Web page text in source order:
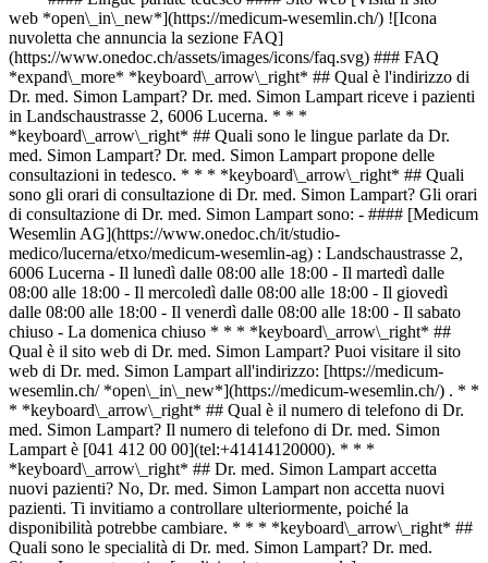
web *open\_in\_new*](https://medicum-wesemlin.ch/) ![Icona
nuvoletta che annuncia la sezione FAQ]
(https://www.onedoc.ch/assets/images/icons/faq.svg) ### FAQ
*expand\_more* *keyboard\_arrow\_right* ## Qual è l'indirizzo di
Dr. med. Simon Lampart? Dr. med. Simon Lampart riceve i pazienti
in Landschaustrasse 2, 6006 Lucerna. * * *
*keyboard\_arrow\_right* ## Quali sono le lingue parlate da Dr.
med. Simon Lampart? Dr. med. Simon Lampart propone delle
consultazioni in tedesco. * * * *keyboard\_arrow\_right* ## Quali
sono gli orari di consultazione di Dr. med. Simon Lampart? Gli orari
di consultazione di Dr. med. Simon Lampart sono: - #### [Medicum
Wesemlin AG](https://www.onedoc.ch/it/studio-
medico/lucerna/etxo/medicum-wesemlin-ag) : Landschaustrasse 2,
6006 Lucerna - Il lunedì dalle 08:00 alle 18:00 - Il martedì dalle
08:00 alle 18:00 - Il mercoledì dalle 08:00 alle 18:00 - Il giovedì
dalle 08:00 alle 18:00 - Il venerdì dalle 08:00 alle 18:00 - Il sabato
chiuso - La domenica chiuso * * * *keyboard\_arrow\_right* ##
Qual è il sito web di Dr. med. Simon Lampart? Puoi visitare il sito
web di Dr. med. Simon Lampart all'indirizzo: [https://medicum-
wesemlin.ch/ *open\_in\_new*](https://medicum-wesemlin.ch/) . * *
* *keyboard\_arrow\_right* ## Qual è il numero di telefono di Dr.
med. Simon Lampart? Il numero di telefono di Dr. med. Simon
Lampart è [041 412 00 00](tel:+41414120000). * * *
*keyboard\_arrow\_right* ## Dr. med. Simon Lampart accetta
nuovi pazienti? No, Dr. med. Simon Lampart non accetta nuovi
pazienti. Ti invitiamo a controllare ulteriormente, poiché la
disponibilità potrebbe cambiare. * * * *keyboard\_arrow\_right* ##
Quali sono le specialità di Dr. med. Simon Lampart? Dr. med.